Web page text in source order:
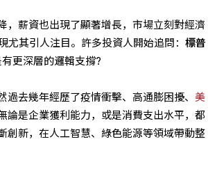
，薪資也出現了顯著增長，市場立刻對經濟
尤其引人注目。許多投資人開始追問：標普
更深層的邏輯支撐?
過去幾年經歷了疫情衝擊、高通膨困擾、美
論是企業獲利能力，或是消費支出水平，都
創新，在人工智慧、綠色能源等領域帶動整